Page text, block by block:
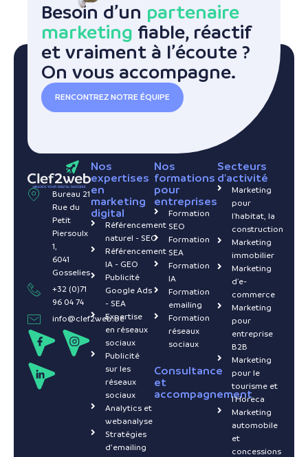
Besoin d’un partenaire
marketing fiable, réactif
et vraiment à l’écoute ?
On vous accompagne.
RENCONTREZ NOTRE ÉQUIPE
Bureau 21
Rue du
Petit
Piersoulx
1,
6041
Gosselies
+32 (0)71
96 04 74
info@clef2web.be
Nos
expertises
en
marketing
digital
Référencement
naturel - SEO
Référencement
IA - GEO
Publicité
Google Ads
- SEA
Expertise
en réseaux
sociaux
Publicité
sur les
réseaux
sociaux
Analytics et
webanalyse
Stratégies
d’emailing
Nos
formations
pour
entreprises
Formation
SEO
Formation
SEA
Formation
IA
Formation
emailing
Formation
réseaux
sociaux
Consultance
et
accompagnement
Secteurs
d'activité
Marketing
pour
l'habitat, la
construction
Marketing
immobilier
Marketing
d'e-
commerce
Marketing
pour
entreprise
B2B
Marketing
pour le
tourisme et
l'Horeca
Marketing
automobile
et
concessions